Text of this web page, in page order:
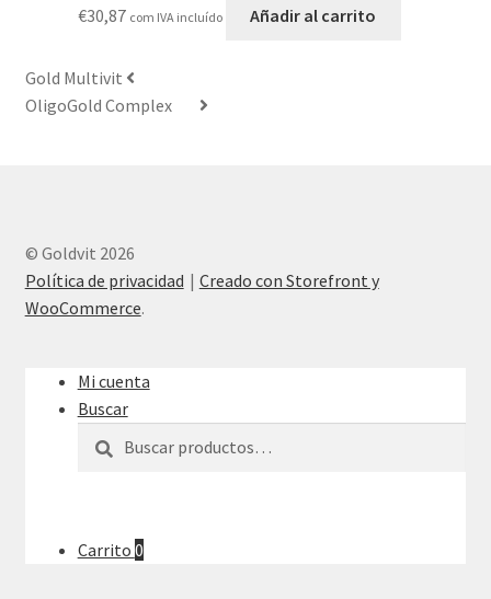
€30,87 com IVA incluído Añadir al carrito
Gold Multivit
OligoGold Complex
© Goldvit 2026
Política de privacidad
Creado con Storefront y
WooCommerce.
Mi cuenta
Buscar
por:
Carrito 0